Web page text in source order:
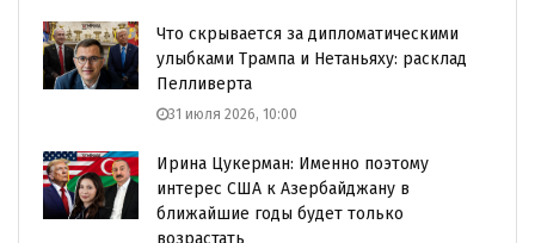
Что скрывается за дипломатическими
улыбками Трампа и Нетаньяху: расклад
Пелливерта
31 июля 2026, 10:00
Ирина Цукерман: Именно поэтому
интерес США к Азербайджану в
ближайшие годы будет только
возрастать